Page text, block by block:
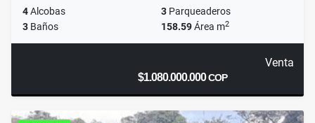
4Alcobas 3 Parqueaderos
3 Baños 158.59Área m2
Venta
$1.080.000.000COP